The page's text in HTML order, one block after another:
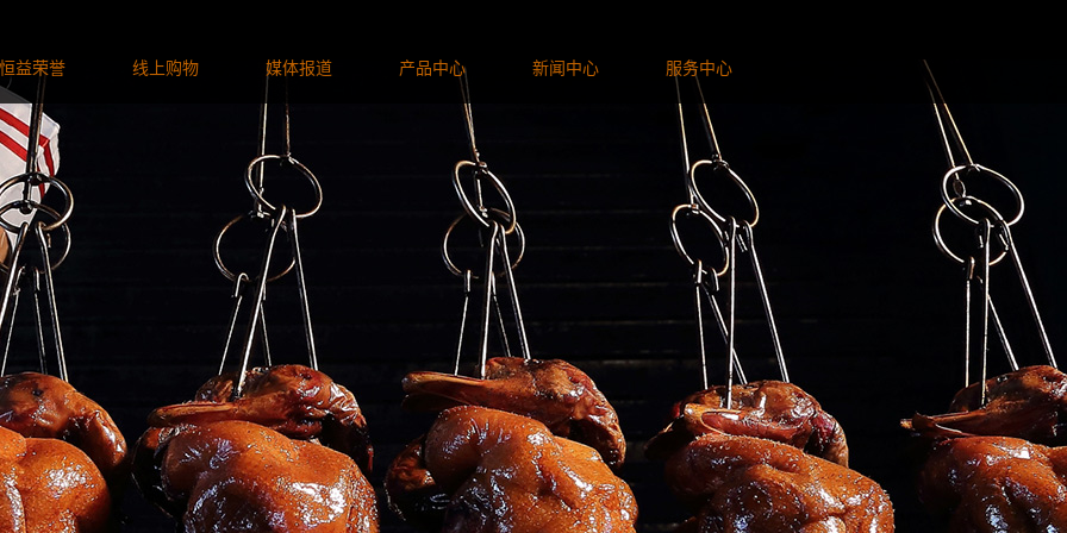
恒益荣誉 线上购物 媒体报道
媒体照片
媒体视频
产品中心
恒益腊味
新闻中心 服务中心
给我留言
招贤纳士
全国招生
我要加盟
联系我们